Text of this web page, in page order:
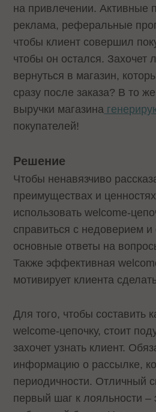
на привлечении. Активные
реклама, реферальные
чтобы клиент совершил
чтобы он остался. Захочет
вернуться в магазин,
сразу после заказа? В то
выручки магазина
покупателей!
Решение
Чтобы ненавязчиво
преимуществах и
использовать welcome-
справиться с недоверием
основные ответы на
Также эффективная
мотивирует клиента
Для того, чтобы составить
welcome-цепочку, стоит
захочет узнать клиент.
информацию о рассылке,
периодичности. Отличный
первый шаг к лояльности –